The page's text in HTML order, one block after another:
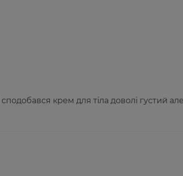
сподобався крем для тіла доволі густий